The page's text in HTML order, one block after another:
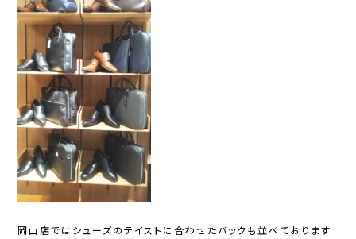
岡山店ではシューズのテイストに合わせたバックも並べております